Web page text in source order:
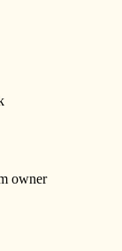
se vuelve
El
para mostrar